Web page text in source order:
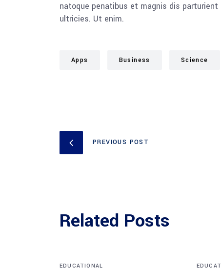
natoque penatibus et magnis dis
ultricies. Ut enim.
Apps Business Science
PREVIOUS POST
Related Posts
EDUCATIONAL